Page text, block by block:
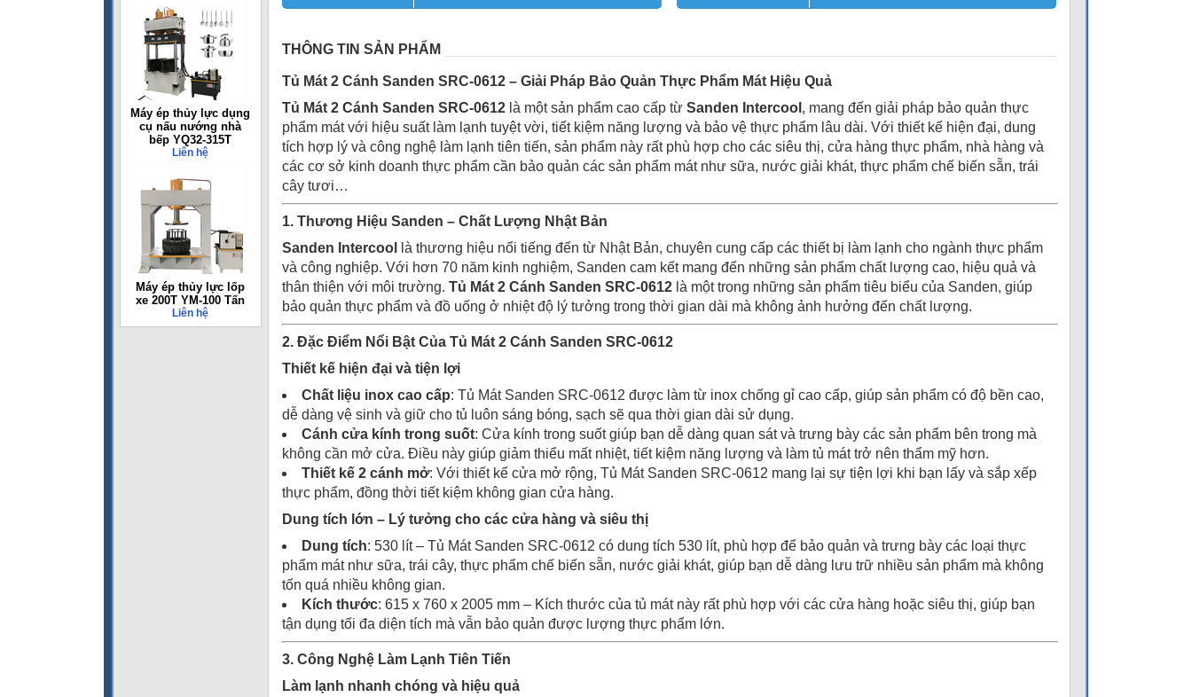
Máy ép thủy lực dụng
cụ nấu nướng nhà
bếp YQ32-315T
Liên hệ
Máy ép thủy lực lốp
xe 200T YM-100 Tấn
Liên hệ
THÔNG TIN SẢN PHẨM
Tủ Mát 2 Cánh Sanden SRC-0612 – Giải Pháp Bảo Quản Thực Phẩm Mát Hiệu Quả
Tủ Mát 2 Cánh Sanden SRC-0612 là một sản phẩm cao cấp từ Sanden Intercool , mang đến giải pháp bảo quản thực
phẩm mát với hiệu suất làm lạnh tuyệt vời, tiết kiệm năng lượng và bảo vệ thực phẩm lâu dài. Với thiết kế hiện đại, dung
tích hợp lý và công nghệ làm lạnh tiên tiến, sản phẩm này rất phù hợp cho các siêu thị, cửa hàng thực phẩm, nhà hàng và
các cơ sở kinh doanh thực phẩm cần bảo quản các sản phẩm mát như sữa, nước giải khát, thực phẩm chế biến sẵn, trái
cây tươi…
1. Thương Hiệu Sanden – Chất Lượng Nhật Bản
Sanden Intercool
là thương hiệu nổi tiếng đến từ Nhật Bản, chuyên cung cấp các thiết bị làm lạnh cho ngành thực phẩm
và công nghiệp. Với hơn 70 năm kinh nghiệm, Sanden cam kết mang đến những sản phẩm chất lượng cao, hiệu quả và
thân thiện với môi trường. Tủ Mát 2 Cánh Sanden SRC-0612 là một trong những sản phẩm tiêu biểu của Sanden, giúp
bảo quản thực phẩm và đồ uống ở nhiệt độ lý tưởng trong thời gian dài mà không ảnh hưởng đến chất lượng.
2. Đặc Điểm Nổi Bật Của Tủ Mát 2 Cánh Sanden SRC-0612
Thiết kế hiện đại và tiện lợi
Chất liệu inox cao cấp: Tủ Mát Sanden SRC-0612 được làm từ inox chống gỉ cao cấp, giúp sản phẩm có độ bền cao,
dễ dàng vệ sinh và giữ cho tủ luôn sáng bóng, sạch sẽ qua thời gian dài sử dụng.
Cánh cửa kính trong suốt: Cửa kính trong suốt giúp bạn dễ dàng quan sát và trưng bày các sản phẩm bên trong mà
không cần mở cửa. Điều này giúp giảm thiểu mất nhiệt, tiết kiệm năng lượng và làm tủ mát trở nên thẩm mỹ hơn.
Thiết kế 2 cánh mở: Với thiết kế cửa mở rộng, Tủ Mát Sanden SRC-0612 mang lại sự tiện lợi khi bạn lấy và sắp xếp
thực phẩm, đồng thời tiết kiệm không gian cửa hàng.
Dung tích lớn – Lý tưởng cho các cửa hàng và siêu thị
Dung tích: 530 lít – Tủ Mát Sanden SRC-0612 có dung tích 530 lít, phù hợp để bảo quản và trưng bày các loại thực
phẩm mát như sữa, trái cây, thực phẩm chế biến sẵn, nước giải khát, giúp bạn dễ dàng lưu trữ nhiều sản phẩm mà không
tốn quá nhiều không gian.
Kích thước: 615 x 760 x 2005 mm – Kích thước của tủ mát này rất phù hợp với các cửa hàng hoặc siêu thị, giúp bạn
tận dụng tối đa diện tích mà vẫn bảo quản được lượng thực phẩm lớn.
3. Công Nghệ Làm Lạnh Tiên Tiến
Làm lạnh nhanh chóng và hiệu quả